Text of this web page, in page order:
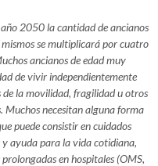
2050 la cantidad de ancianos
se multiplicará por cuatro
ancianos de edad muy
de vivir independientemente
la movilidad, fragilidad u otros
Muchos necesitan alguna forma
puede consistir en cuidados
ayuda para la vida cotidiana,
en hospitales (OMS,